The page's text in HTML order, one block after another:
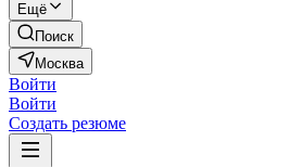
Ещё
Поиск
Москва
Войти
Войти
Создать резюме